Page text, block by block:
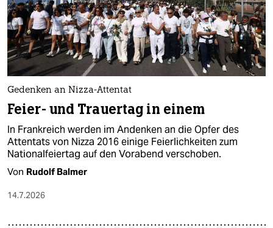
Gedenken an Nizza-Attentat
Feier- und Trauertag in einem
In Frankreich werden im Andenken an die Opfer des
Attentats von Nizza 2016 einige Feierlichkeiten zum
Nationalfeiertag auf den Vorabend verschoben.
Von Rudolf Balmer
14.7.2026